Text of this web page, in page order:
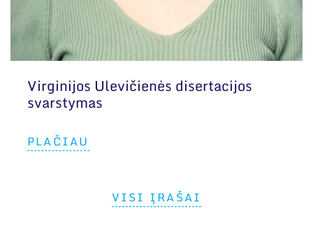
Virginijos Ulevičienės disertacijos
svarstymas
PLAČIAU
VISI ĮRAŠAI